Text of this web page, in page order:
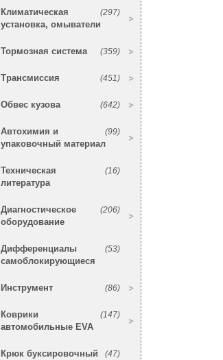
(297)
Климатическая
установка, омыватели
(359)
Тормозная система
(451)
Трансмиссия
(642)
Обвес кузова
(99)
Автохимия и
упаковочный материал
(16)
Техническая
литература
(206)
Диагностическое
оборудование
(53)
Дифференциалы
самоблокирующиеся
(86)
Инструмент
(147)
Коврики
автомобильные EVA
(47)
Крюк буксировочный